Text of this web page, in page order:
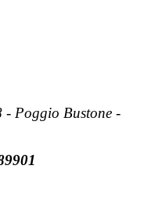
- Poggio Bustone -